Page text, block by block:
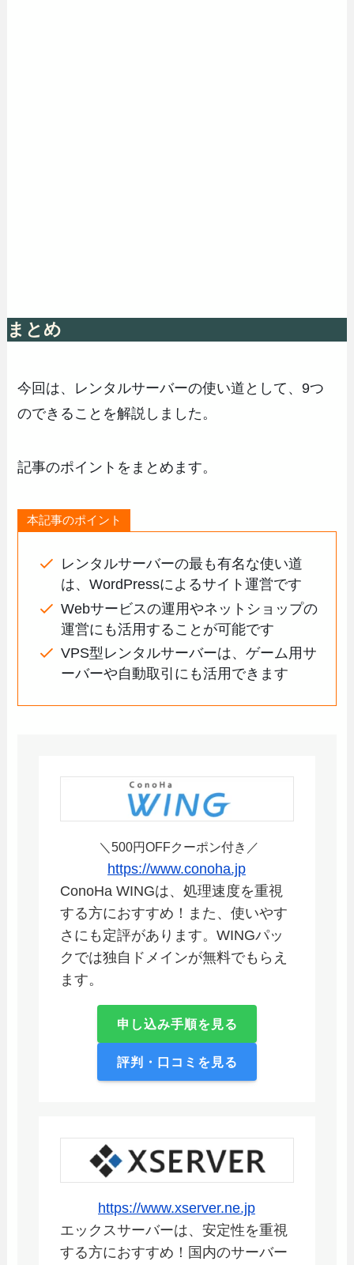
まとめ
今回は、レンタルサーバーの使い道として、9つ
のできることを解説しました。
記事のポイントをまとめます。
本記事のポイント
レンタルサーバーの最も有名な使い道
は、WordPressによるサイト運営です
Webサービスの運用やネットショップの
運営にも活用することが可能です
VPS型レンタルサーバーは、ゲーム用サ
ーバーや自動取引にも活用できます
＼500円OFFクーポン付き／
https://www.conoha.jp
ConoHa WINGは、処理速度を重視
する方におすすめ！また、使いやす
さにも定評があります。WINGパッ
クでは独自ドメインが無料でもらえ
ます。
申し込み手順を見る
評判・口コミを見る
https://www.xserver.ne.jp
エックスサーバーは、安定性を重視
する方におすすめ！国内のサーバー